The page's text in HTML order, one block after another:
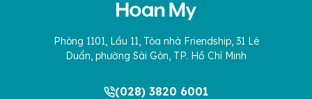
Phòng 1101, Lầu 11, Tòa nhà Friendship, 31 Lê
Duẩn, phường Sài Gòn, TP. Hồ Chí Minh
(028) 3820 6001